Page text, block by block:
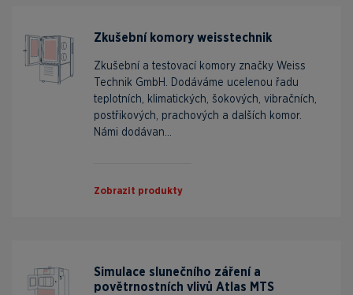
Zkušební komory weisstechnik
Zkušební a testovací komory značky Weiss
Technik GmbH. Dodáváme ucelenou řadu
teplotních, klimatických, šokových, vibračních,
postřikových, prachových a dalších komor.
Námi dodávan...
Zobrazit produkty
Simulace slunečního záření a
povětrnostních vlivů Atlas MTS